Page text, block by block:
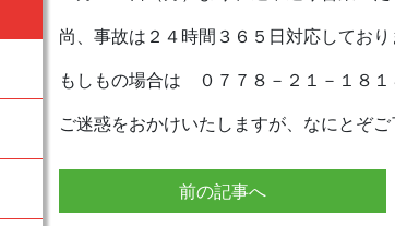
尚、事故は２４時間３６５日対応しており
もしもの場合は ０７７８－２１－１８
ご迷惑をおかけいたしますが、なにとぞ
前の記事へ